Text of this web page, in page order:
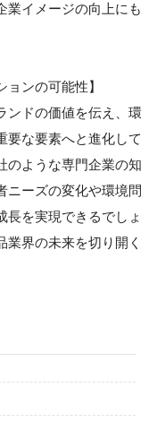
業イメージの向上にも
ョンの可能性】
ンドの価値を伝え、環
要な要素へと進化して
のような専門企業の知
ニーズの変化や環境問
長を実現できるでしょ
業界の未来を切り開く